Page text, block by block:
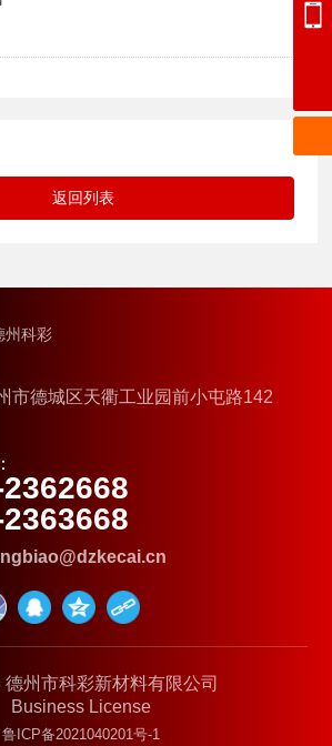
返回列表
市德城区天衢工业园前小屯路142
州市科彩新材料有限公司
Business License
鲁ICP备2021040201号-1